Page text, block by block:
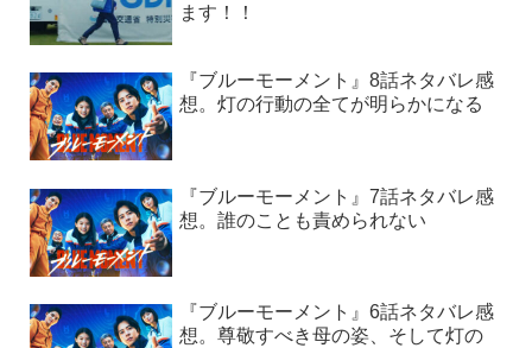
ます！！
『ブルーモーメント』8話ネタバレ感
想。灯の行動の全てが明らかになる
『ブルーモーメント』7話ネタバレ感
想。誰のことも責められない
『ブルーモーメント』6話ネタバレ感
想。尊敬すべき母の姿、そして灯の